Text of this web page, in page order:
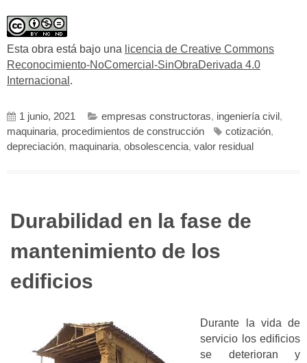
Esta obra está bajo una licencia de Creative Commons
Reconocimiento-NoComercial-SinObraDerivada 4.0
Internacional .
1 junio, 2021 empresas constructoras, ingeniería civil ,
maquinaria, procedimientos de construcción cotización,
depreciación, maquinaria, obsolescencia, valor residual
Durabilidad en la fase de
mantenimiento de los
edificios
Durante la vida de
servicio los edificios
se deterioran y